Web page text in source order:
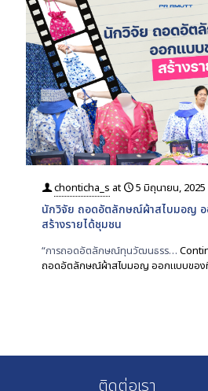
chonticha_s at 5 มิถุนายน, 2025
นักวิจัย ถอดอัตลักษณ์ผ้าสไบมอญ อ
สร้างรายได้ชุมชน
“การถอดอัตลักษณ์ทุนวัฒนธรร…
ถอดอัตลักษณ์ผ้าสไบมอญ ออกแบบของที่
ติดต่อเรา